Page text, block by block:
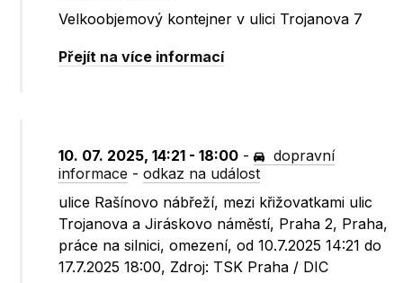
Velkoobjemový kontejner v ulici Trojanova 7
Přejít na více informací
10. 07. 2025, 14:21 - 18:00 -
dopravní
informace -odkaz na událost
ulice Rašínovo nábřeží, mezi křižovatkami ulic
Trojanova a Jiráskovo náměstí, Praha 2, Praha,
práce na silnici, omezení, od 10.7.2025 14:21 do
17.7.2025 18:00, Zdroj: TSK Praha / DIC